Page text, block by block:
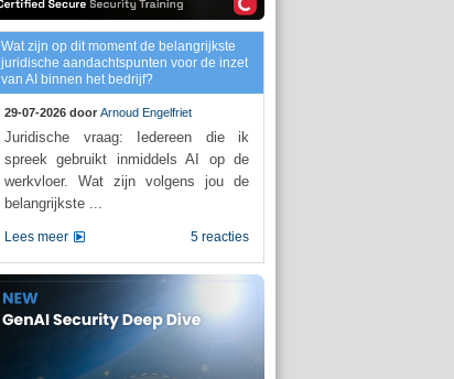
Wat zijn op dit moment de belangrijkste
juridische aandachtspunten voor de inzet
van AI binnen het bedrijf?
29-07-2026 door Arnoud Engelfriet
Juridische vraag: Iedereen die ik
spreek gebruikt inmiddels AI op de
werkvloer. Wat zijn volgens jou de
belangrijkste ...
5 reacties
Lees meer